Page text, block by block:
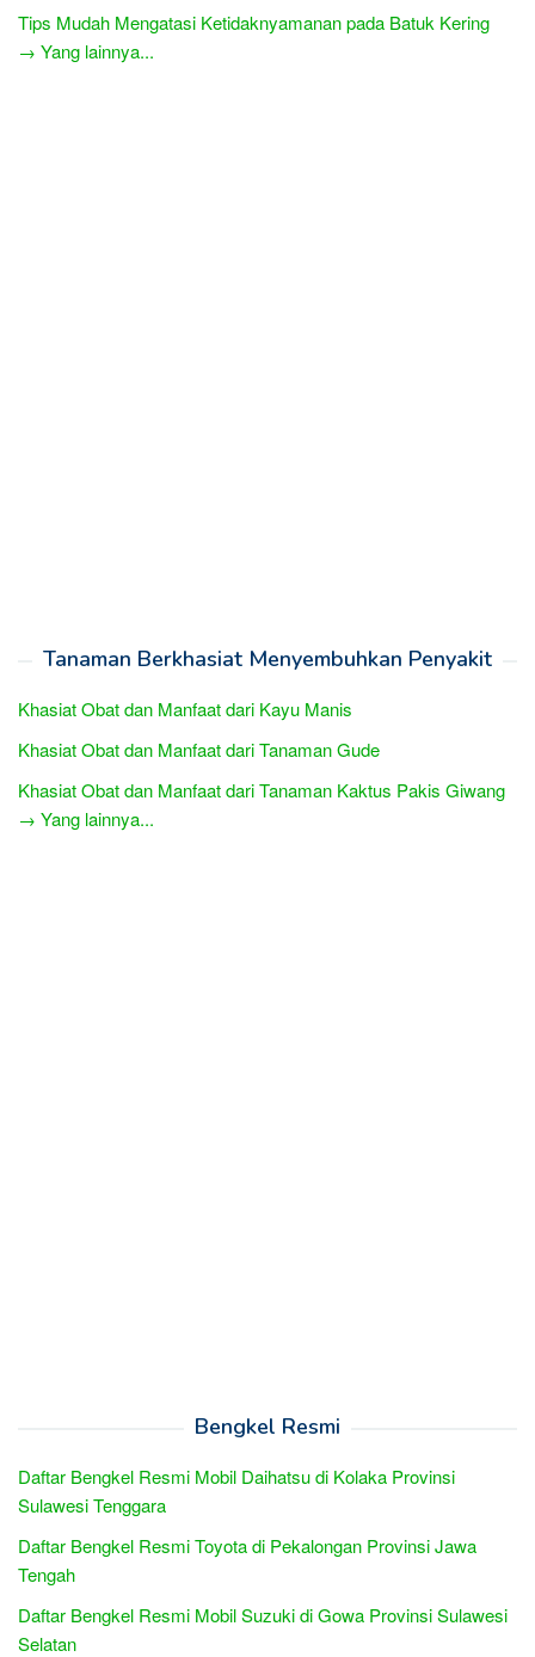
Tips Mudah Mengatasi Ketidaknyamanan pada Batuk Kering
→ Yang lainnya...
Tanaman Berkhasiat Menyembuhkan Penyakit
Khasiat Obat dan Manfaat dari Kayu Manis
Khasiat Obat dan Manfaat dari Tanaman Gude
Khasiat Obat dan Manfaat dari Tanaman Kaktus Pakis Giwang
→ Yang lainnya...
Bengkel Resmi
Daftar Bengkel Resmi Mobil Daihatsu di Kolaka Provinsi
Sulawesi Tenggara
Daftar Bengkel Resmi Toyota di Pekalongan Provinsi Jawa
Tengah
Daftar Bengkel Resmi Mobil Suzuki di Gowa Provinsi Sulawesi
Selatan